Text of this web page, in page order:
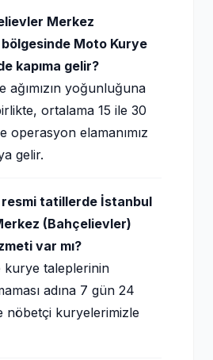
Merkez
Moto Kurye
kapıma gelir?
ağımızın yoğunluğuna
ortalama 15 ile 30
operasyon elamanımız
gelir.
tatillerde İstanbul
(Bahçelievler)
var mı?
kurye taleplerinin
adına 7 gün 24
nöbetçi kuryelerimizle